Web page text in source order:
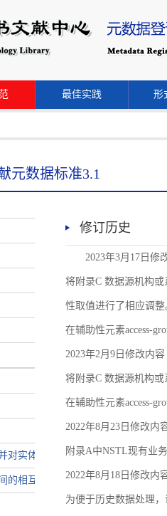
最佳实践 形
元数据标准3.1
对实体对象命名
的相互关系，定义实体对象之间的
修订历史
2023年3月17日修
将附录C 数据源机构或
性取值进行了相应调整
在辅助性元素access-
2023年2月9日修改内容
将附录C 数据源机构或
在辅助性元素access-
2022年8月23日修改内
附录A中NSTL现有业
2022年8月18日修改内
为便于历史数据处理